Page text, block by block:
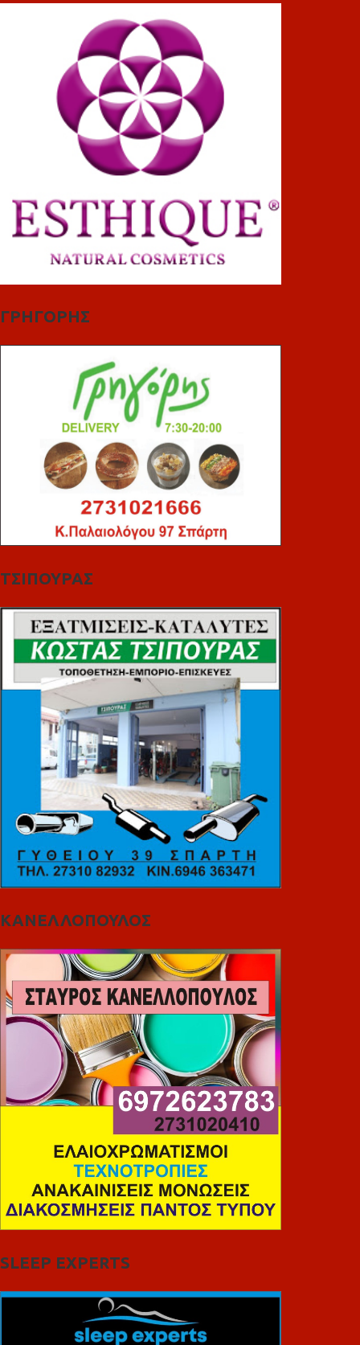
ΓΡΗΓΟΡΗΣ
ΤΣΙΠΟΥΡΑΣ
ΚΑΝΕΛΛΟΠΟΥΛΟΣ
SLEEP EXPERTS